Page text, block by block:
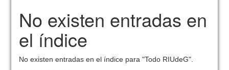
No existen entradas en
el índice
No existen entradas en el índice para "Todo RIUdeG".